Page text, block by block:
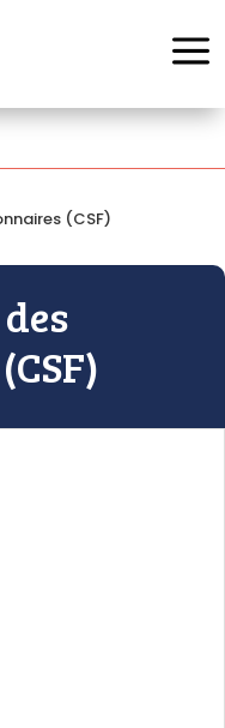
a
(CSF)